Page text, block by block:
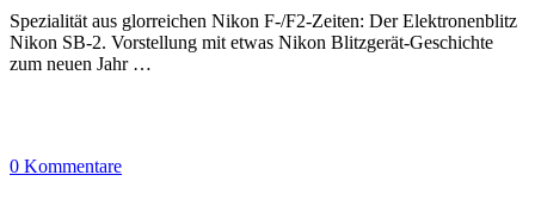
Spezialität aus glorreichen Nikon F-/F2-Zeiten: Der Elektronenblitz
Nikon SB-2. Vorstellung mit etwas Nikon Blitzgerät-Geschichte
zum neuen Jahr …
0 Kommentare